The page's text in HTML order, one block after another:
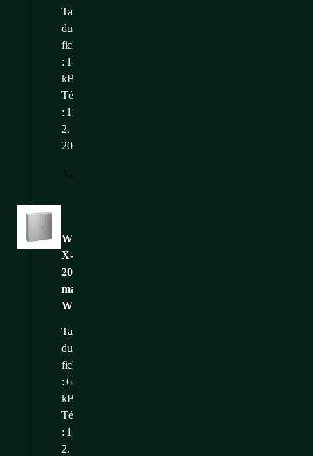
Taille
du
fichier
: 187,16
kB
Téléchargé
: 11.
2.
2025
WME-
X-
201003-
main-
WEB
Images
Taille
du
fichier
: 68,18
kB
Téléchargé
: 11.
2.